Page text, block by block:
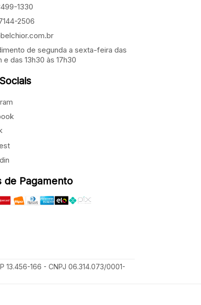
1330
2506
de segunda a sexta-feira das
e das 13h30 às 17h30
de Pagamento
166 - CNPJ 06.314.073/0001-